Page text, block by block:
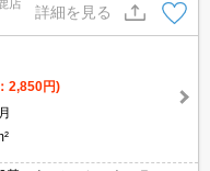
店
詳細を見る
2,850円)